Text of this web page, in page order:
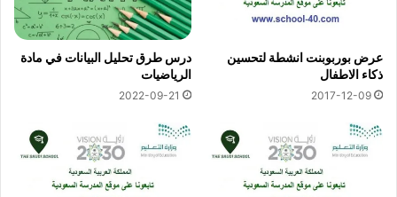
عرض بوربوبنت انشطة لتحسين
ذكاء الاطفال
2017-12-09
درس طرق تحليل البيانات في مادة
الرياضيات
2022-09-21